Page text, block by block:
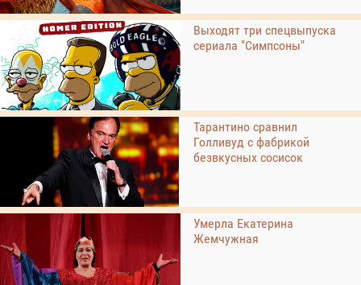
Выходят три спецвыпуска
сериала "Симпсоны"
Тарантино сравнил
Голливуд с фабрикой
безвкусных сосисок
Умерла Екатерина
Жемчужная